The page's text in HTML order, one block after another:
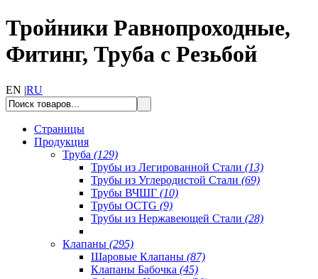
Тройники Равнопроходные,
Фитинг, Труба с Резьбой
EN |RU
Страницы
Продукция
Труба (129)
Трубы из Легированной Стали (13)
Трубы из Углеродистой Стали (69)
Трубы ВЧШГ (10)
Трубы OCTG (9)
Трубы из Нержавеющей Стали (28)
Клапаны (295)
Шаровые Клапаны (87)
Клапаны Бабочка (45)